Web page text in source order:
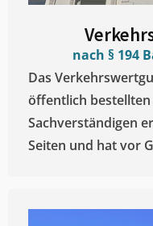
nach § 194
Das
öffentlich
Sachverständigen
Seiten und hat vor